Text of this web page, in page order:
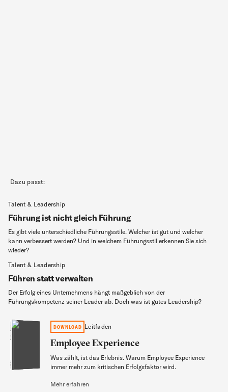
Dazu passt:
Talent & Leadership
Führung ist nicht gleich Führung
Es gibt viele unterschiedliche Führungsstile. Welcher ist gut und welcher
kann verbessert werden? Und in welchem Führungsstil erkennen Sie sich
wieder?
Talent & Leadership
Führen statt verwalten
Der Erfolg eines Unternehmens hängt maßgeblich von der
Führungskompetenz seiner Leader ab. Doch was ist gutes Leadership?
Leitfaden
Employee Experience DOWNLOAD Leitfaden
Employee Experience
Was zählt, ist das Erlebnis. Warum Employee Experience
immer mehr zum kritischen Erfolgsfaktor wird.
Mehr erfahren